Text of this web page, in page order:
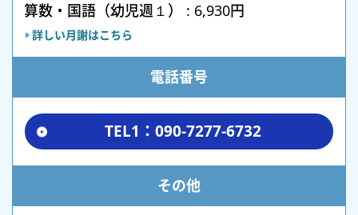
算数・国語（幼児週１） : 6,930円
詳しい月謝はこちら
電話番号
TEL1：090-7277-6732
その他